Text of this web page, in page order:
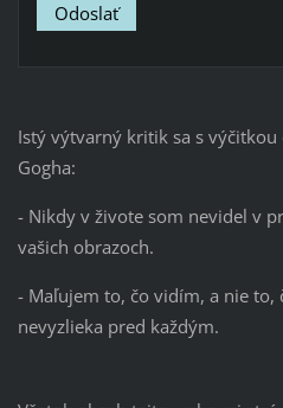
Istý výtvarný kritik sa s
Gogha:
- Nikdy v živote som nevidel v
vašich obrazoch.
- Maľujem to, čo vidím, a nie to,
nevyzlieka pred každým.